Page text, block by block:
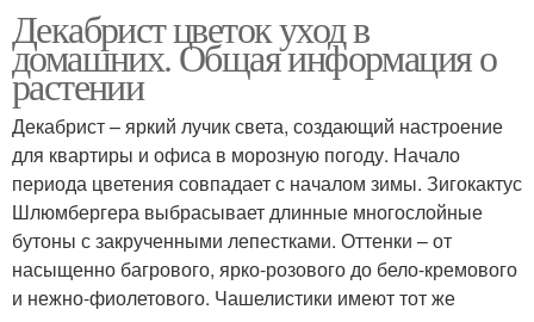
Декабрист цветок уход в
домашних. Общая информация о
растении
Декабрист – яркий лучик света, создающий настроение
для квартиры и офиса в морозную погоду. Начало
периода цветения совпадает с началом зимы. Зигокактус
Шлюмбергера выбрасывает длинные многослойные
бутоны с закрученными лепестками. Оттенки – от
насыщенно багрового, ярко-розового до бело-кремового
и нежно-фиолетового. Чашелистики имеют тот же